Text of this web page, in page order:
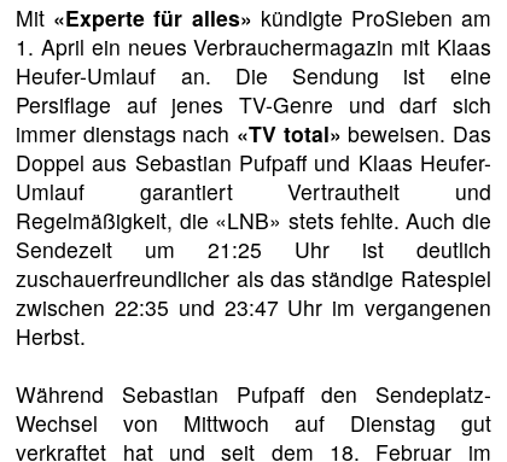
Mit «Experte für alles» kündigte ProSieben am
1. April ein neues Verbrauchermagazin mit Klaas
Heufer-Umlauf an. Die Sendung ist eine
Persiflage auf jenes TV-Genre und darf sich
immer dienstags nach «TV total» beweisen. Das
Doppel aus Sebastian Pufpaff und Klaas Heufer-
Umlauf garantiert Vertrautheit und
Regelmäßigkeit, die «LNB» stets fehlte. Auch die
Sendezeit um 21:25 Uhr ist deutlich
zuschauerfreundlicher als das ständige Ratespiel
zwischen 22:35 und 23:47 Uhr im vergangenen
Herbst.
Während Sebastian Pufpaff den Sendeplatz-
Wechsel von Mittwoch auf Dienstag gut
verkraftet hat und seit dem 18. Februar im